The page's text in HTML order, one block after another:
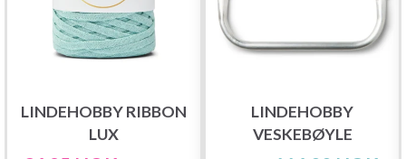
LINDEHOBBY RIBBON
LUX
LINDEHOBBY
VESKEBØYLE